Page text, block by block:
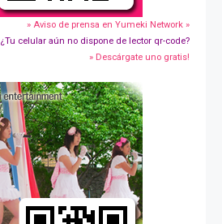
» Aviso de prensa en Yumeki Network »
¿Tu celular aún no dispone de lector qr-code?
» Descárgate uno gratis!